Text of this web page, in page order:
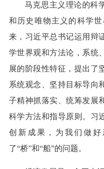
马克思主义理论的科
和历史唯物主义的科学
来，习近平总书记运用辩
学世界观和方法论，系统
展的阶段性特征，提出了
系统观念、坚持目标导向
子精神抓落实、统筹发展
科学方法和指导原则。习
创新成果，为我们做
了“桥”和“船”的问题。